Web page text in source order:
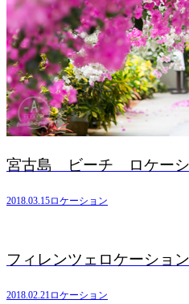
宮古島 ビーチ ロケーシ
2018.03.15ロケーション
フィレンツェロケーショ
2018.02.21ロケーション